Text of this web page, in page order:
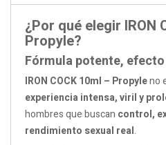
¿Por qué elegir IRON
Propyle?
Fórmula potente,
IRON COCK 10ml – Propyleno
experiencia intensa, viril y
hombres que buscan control,
rendimiento sexual real.